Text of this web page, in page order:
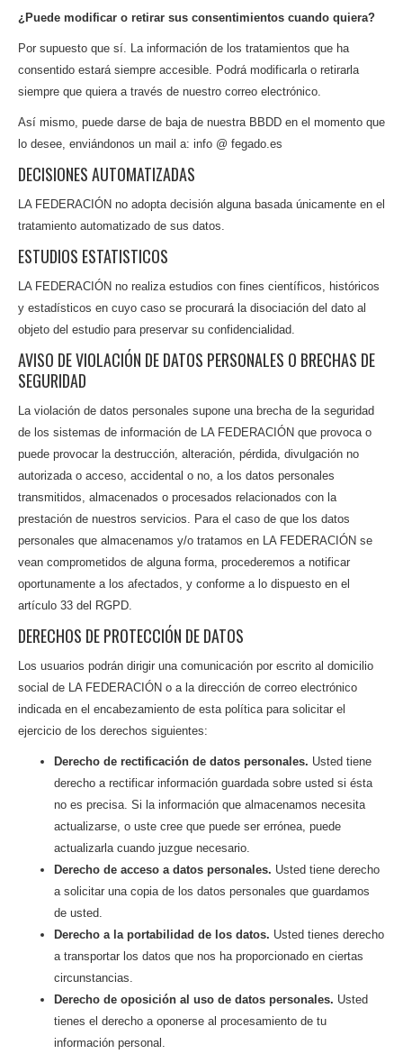
¿Puede modificar o retirar sus consentimientos cuando quiera?
Por supuesto que sí. La información de los tratamientos que ha
consentido estará siempre accesible. Podrá modificarla o retirarla
siempre que quiera a través de nuestro correo electrónico.
Así mismo, puede darse de baja de nuestra BBDD en el momento que
lo desee, enviándonos un mail a: info @ fegado.es
DECISIONES AUTOMATIZADAS
LA FEDERACIÓN no adopta decisión alguna basada únicamente en el
tratamiento automatizado de sus datos.
ESTUDIOS ESTATISTICOS
LA FEDERACIÓN no realiza estudios con fines científicos, históricos
y estadísticos en cuyo caso se procurará la disociación del dato al
objeto del estudio para preservar su confidencialidad.
AVISO DE VIOLACIÓN DE DATOS PERSONALES O BRECHAS DE
SEGURIDAD
La violación de datos personales supone una brecha de la seguridad
de los sistemas de información de LA FEDERACIÓN que provoca o
puede provocar la destrucción, alteración, pérdida, divulgación no
autorizada o acceso, accidental o no, a los datos personales
transmitidos, almacenados o procesados relacionados con la
prestación de nuestros servicios. Para el caso de que los datos
personales que almacenamos y/o tratamos en LA FEDERACIÓN se
vean comprometidos de alguna forma, procederemos a notificar
oportunamente a los afectados, y conforme a lo dispuesto en el
artículo 33 del RGPD.
DERECHOS DE PROTECCIÓN DE DATOS
Los usuarios podrán dirigir una comunicación por escrito al domicilio
social de LA FEDERACIÓN o a la dirección de correo electrónico
indicada en el encabezamiento de esta política para solicitar el
ejercicio de los derechos siguientes:
Derecho de rectificación de datos personales. Usted tiene
derecho a rectificar información guardada sobre usted si ésta
no es precisa. Si la información que almacenamos necesita
actualizarse, o uste cree que puede ser errónea, puede
actualizarla cuando juzgue necesario.
Derecho de acceso a datos personales. Usted tiene derecho
a solicitar una copia de los datos personales que guardamos
de usted.
Derecho a la portabilidad de los datos. Usted tienes derecho
a transportar los datos que nos ha proporcionado en ciertas
circunstancias.
Derecho de oposición al uso de datos personales. Usted
tienes el derecho a oponerse al procesamiento de tu
información personal.